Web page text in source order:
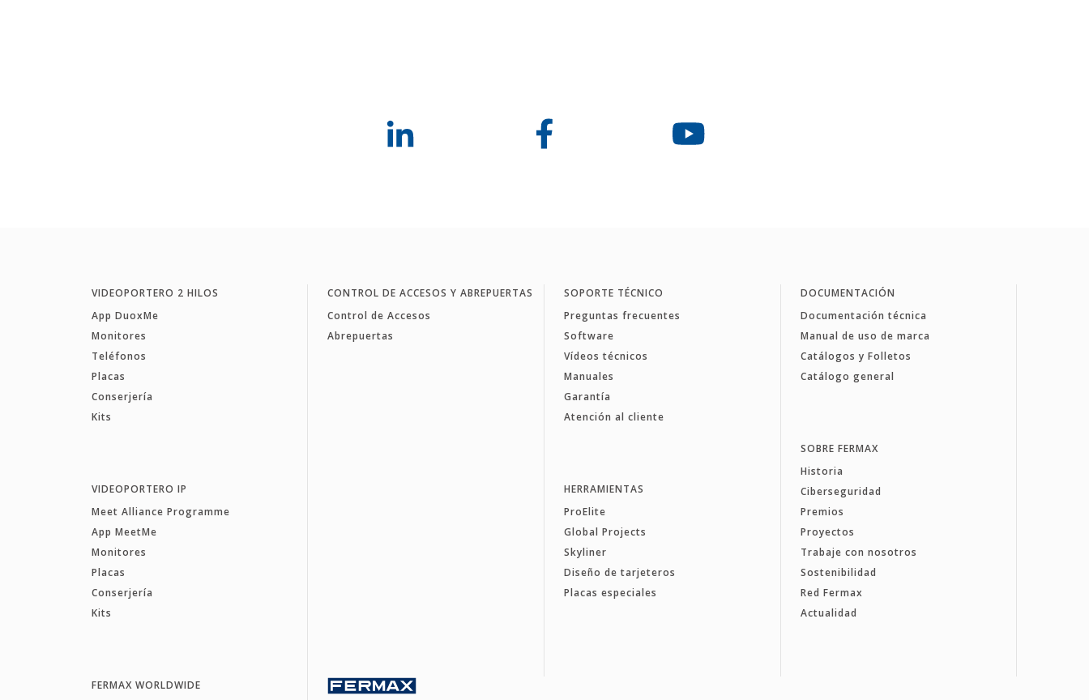
VIDEOPORTERO 2 HILOS
App DuoxMe
Monitores
Teléfonos
Placas
Conserjería
Kits
VIDEOPORTERO IP
Meet Alliance Programme
App MeetMe
Monitores
Placas
Conserjería
Kits
CONTROL DE ACCESOS Y ABREPUERTAS
Control de Accesos
Abrepuertas
SOPORTE TÉCNICO
Preguntas frecuentes
Software
Vídeos técnicos
Manuales
Garantía
Atención al cliente
HERRAMIENTAS
ProElite
Global Projects
Skyliner
Diseño de tarjeteros
Placas especiales
DOCUMENTACIÓN
Documentación técnica
Manual de uso de marca
Catálogos y Folletos
Catálogo general
SOBRE FERMAX
Historia
Ciberseguridad
Premios
Proyectos
Trabaje con nosotros
Sostenibilidad
Red Fermax
Actualidad
FERMAX WORLDWIDE